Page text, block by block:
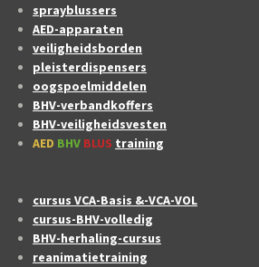
sprayblussers
AED-apparaten
veiligheidsborden
pleisterdispensers
oogspoelmiddelen
BHV-verbandkoffers
BHV-veiligheidsvesten
AED BHV BLUS training
cursus VCA-Basis &-VCA-VOL
cursus-BHV-volledig
BHV-herhaling-cursus
reanimatietraining